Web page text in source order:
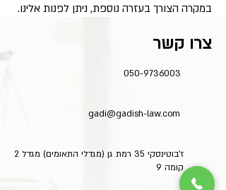
במקרה הצורך בעזרה נוספת, ניתן לפנות אלינו.
צרו קשר
050-9736003
gadi@gadish-law.com
ז'בוטינסקי 35 רמת גן (מגדלי התאומים) מגדל 2
קומה 9